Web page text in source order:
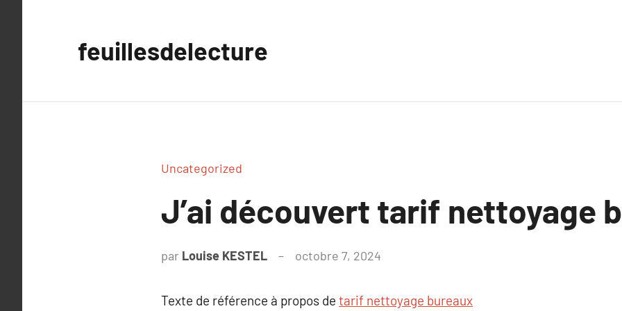
feuillesdelecture
Uncategorized
J’ai découvert tarif nettoyage
par Louise KESTEL octobre 7, 2024
Texte de référence à propos de tarif nettoyage bureaux